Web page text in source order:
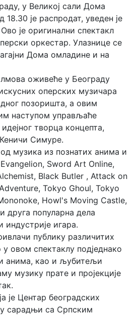
у Великој сали Дома
је распродат, уведен је
је оригинални спектакл
оркестар. Улазнице се
Дома омладине и на
оживеће у Београду
оперских музичара
позоришта, а овим
наступом управљаће
творца концепта,
Симуре.
музика из познатих анима и
Sword Art Online,
Black Butler , Attack on
Tokyo Ghoul, Tokyo
Howl's Moving Castle,
друга популарна дела
индустрије игара.
публику различитих
у овом спектаклу подједнако
анима, као и љубитељи
музику прате и пројекције
је Центар београдских
сарадњи са Српским